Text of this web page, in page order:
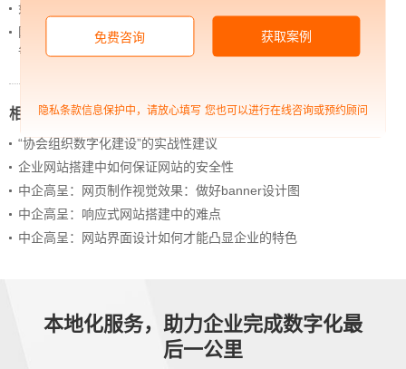
如何借助设计服务打造超级品牌？
网站上线后，如何做好运营工作，让网站持续具备竞
争力？
相关新闻
“协会组织数字化建设”的实战性建议
企业网站搭建中如何保证网站的安全性
中企高呈：网页制作视觉效果：做好banner设计图
中企高呈：响应式网站搭建中的难点
中企高呈：网站界面设计如何才能凸显企业的特色
本地化服务，助力企业完成数字化最
后一公里
免费咨询 获取案例
隐私条款信息保护中，请放心填写 您也可以进行在线咨询或预约顾问